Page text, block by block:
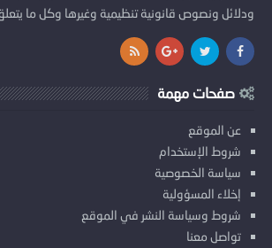
ودلائل ونصوص قانونية تنظيمية وغيرها وكل ما
صفحات مهمة
عن الموقع
شروط الإستخدام
سياسة الخصوصية
إخلاء المسؤولية
شروط وسياسة النشر في الموقع
تواصل معنا